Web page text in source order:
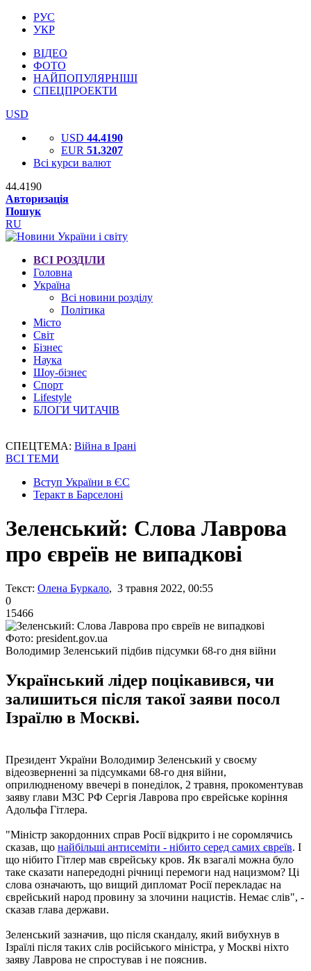
РУС
УКР
ВІДЕО
ФОТО
НАЙПОПУЛЯРНІШІ
СПЕЦПРОЕКТИ
USD
USD 44.4190
EUR 51.3207
Всі курси валют
44.4190
Авторизація
Пошук
RU
ВСІ РОЗДІЛИ
Головна
Україна
Всі новини розділу
Політика
Місто
Світ
Бізнес
Наука
Шоу-бізнес
Спорт
Lifestyle
БЛОГИ ЧИТАЧІВ
СПЕЦТЕМА: Війна в Ірані
ВСІ ТЕМИ
Вступ України в ЄС
Теракт в Барселоні
Зеленський: Слова Лаврова
про євреїв не випадкові
Текст: Олена Буркало, 3 травня 2022, 00:55
0
15466
Фото: president.gov.ua
Володимир Зеленський підбив підсумки 68-го дня війни
Український лідер поцікавився, чи
залишиться після такої заяви посол
Ізраїлю в Москві.
Президент України Володимир Зеленський у своєму
відеозверненні за підсумками 68-го дня війни,
оприлюдненому ввечері в понеділок, 2 травня, прокоментував
заяву глави МЗС РФ Сергія Лаврова про єврейське коріння
Адольфа Гітлера.
"Міністр закордонних справ Росії відкрито і не соромлячись
сказав, що найбільші антисеміти - нібито серед самих євреїв. І
що нібито Гітлер мав єврейську кров. Як взагалі можна було
таке сказати напередодні річниці перемоги над нацизмом? Ці
слова означають, що вищий дипломат Росії перекладає на
єврейський народ провину за злочини нацистів. Немає слів", -
сказав глава держави.
Зеленський зазначив, що після скандалу, який вибухнув в
Ізраїлі після таких слів російського міністра, у Москві ніхто
заяву Лаврова не спростував і не пояснив.